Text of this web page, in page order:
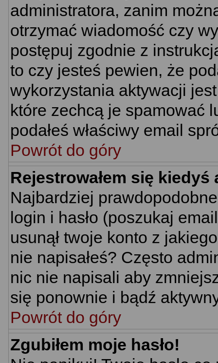
administratora, zanim
otrzymać wiadomość czy
postępuj zgodnie z
to czy jesteś pewien, że
wykorzystania aktywacji
które zechcą je spamować
podałeś właściwy email
Powrót do góry
Rejestrowałem się
Najbardziej
login i hasło (poszukaj
usunął twoje konto z
nie napisałeś? Często
nic nie napisali aby
się ponownie i bądź
Powrót do góry
Zgubiłem moje hasło!